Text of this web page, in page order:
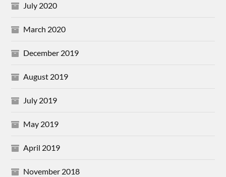
July 2020
March 2020
December 2019
August 2019
July 2019
May 2019
April 2019
November 2018